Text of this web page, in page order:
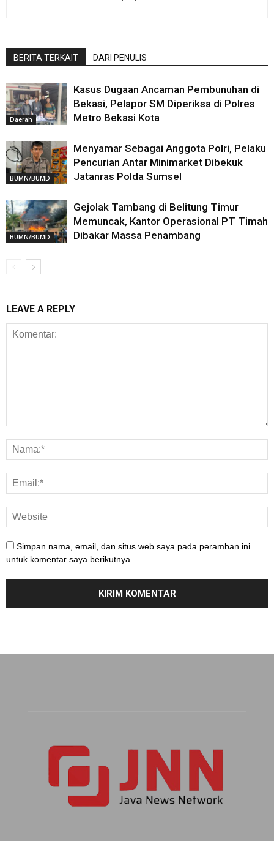
BERITA TERKAIT DARI PENULIS
Daerah
Kasus Dugaan Ancaman Pembunuhan di
Bekasi, Pelapor SM Diperiksa di Polres
Metro Bekasi Kota
BUMN/BUMD
Menyamar Sebagai Anggota Polri, Pelaku
Pencurian Antar Minimarket Dibekuk
Jatanras Polda Sumsel
BUMN/BUMD
Gejolak Tambang di Belitung Timur
Memuncak, Kantor Operasional PT Timah
Dibakar Massa Penambang
LEAVE A REPLY
Simpan nama, email, dan situs web saya pada peramban ini
untuk komentar saya berikutnya.